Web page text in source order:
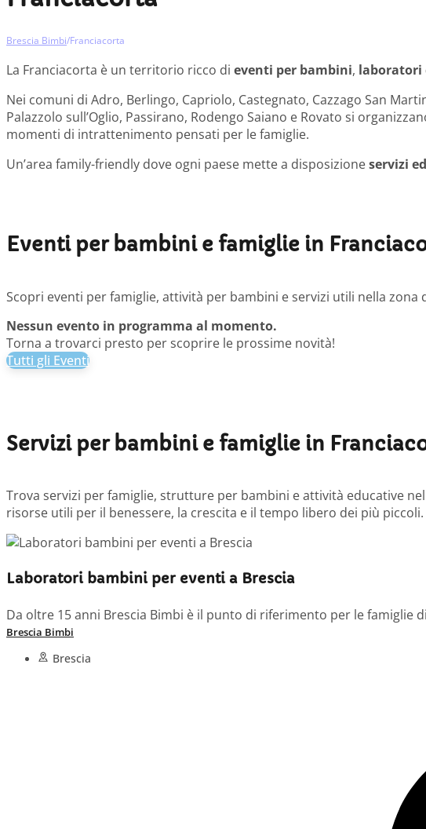
Brescia Bimbi/Franciacorta
La Franciacorta è un territorio ricco di eventi per bambini, laboratori
Nei comuni di Adro, Berlingo, Capriolo, Castegnato, Cazzago San
Palazzolo sull’Oglio, Passirano, Rodengo Saiano e Rovato si
momenti di intrattenimento pensati per le famiglie.
Un’area family-friendly dove ogni paese mette a disposizioneservizi
Eventi per bambini e famiglie in
Scopri eventi per famiglie, attività per bambini e servizi utili nella
Nessun evento in programma al momento.
Torna a trovarci presto per scoprire le prossime novità!
Tutti gli Eventi
Servizi per bambini e famiglie in
Trova servizi per famiglie, strutture per bambini e attività educative
risorse utili per il benessere, la crescita e il tempo libero dei più piccoli.
Laboratori bambini per eventi a Brescia
Da oltre 15 anni Brescia Bimbi è il punto di riferimento per le famiglie
Brescia Bimbi
Brescia